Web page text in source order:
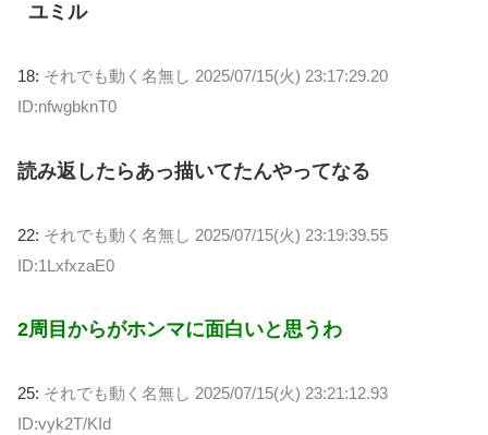
ユミル
18: それでも動く名無し 2025/07/15(火) 23:17:29.20
ID:nfwgbknT0
読み返したらあっ描いてたんやってなる
22: それでも動く名無し 2025/07/15(火) 23:19:39.55
ID:1LxfxzaE0
2周目からがホンマに面白いと思うわ
25: それでも動く名無し 2025/07/15(火) 23:21:12.93
ID:vyk2T/KId